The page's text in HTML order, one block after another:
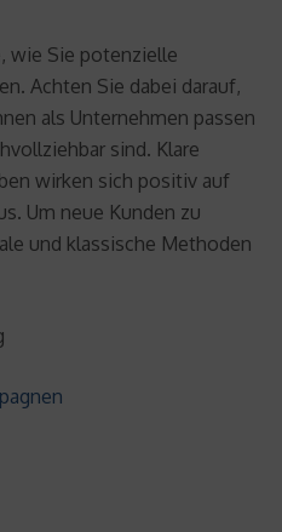
wie Sie potenzielle
Achten Sie dabei darauf,
als Unternehmen passen
sind. Klare
wirken sich positiv auf
Um neue Kunden zu
und klassische Methoden